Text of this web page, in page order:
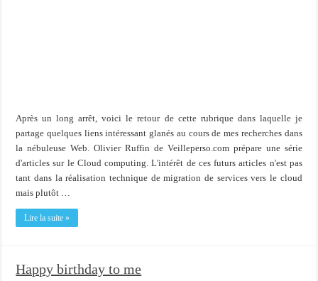
Après un long arrêt, voici le retour de cette rubrique dans laquelle je
partage quelques liens intéressant glanés au cours de mes recherches dans
la nébuleuse Web. Olivier Ruffin de Veilleperso.com prépare une série
d'articles sur le Cloud computing. L'intérêt de ces futurs articles n'est pas
tant dans la réalisation technique de migration de services vers le cloud
mais plutôt …
Lire la suite »
Happy birthday to me